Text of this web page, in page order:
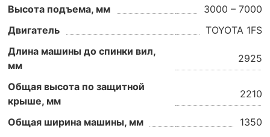
Высота подъема, мм
3000 – 7000
Двигатель
TOYOTA 1FS
Длина машины до спинки вил,
мм
2925
Общая высота по защитной
крыше, мм
2210
Общая ширина машины, мм
1350